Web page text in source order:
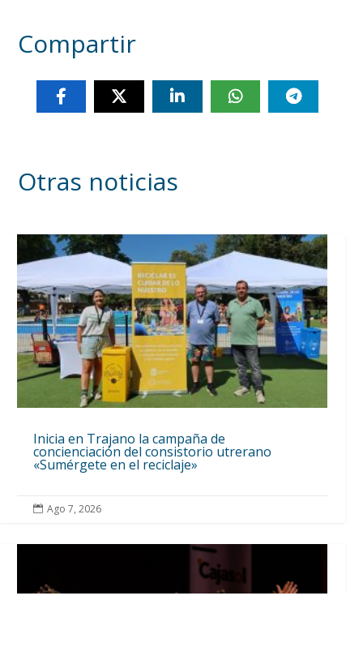
Compartir
Otras noticias
Inicia en Trajano la campaña de
concienciación del consistorio utrerano
«Sumérgete en el reciclaje»
 Ago 7, 2026